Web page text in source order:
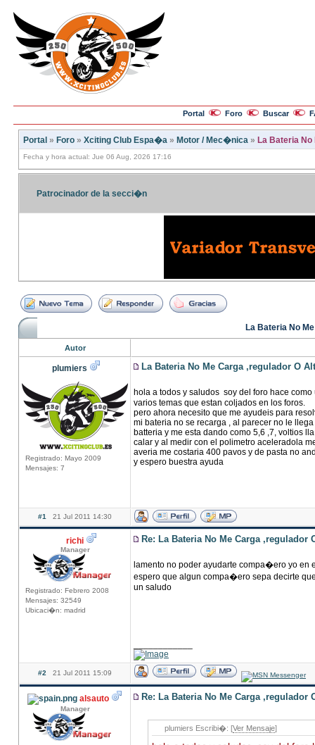
Portal Foro Buscar
Portal » Foro » Xciting Club Espa�a » Motor / Mec�nica » La Bateria
Fecha y hora actual: Jue 06 Aug, 2026 17:16
Patrocinador de la secci�n
La Bateria No
Autor
plumiers
Registrado: Mayo 2009
Mensajes: 7
La Bateria No Me Carga ,regulador O
hola a todos y saludos soy del foro hace
varios temas que estan coljados en los foros.
pero ahora necesito que me ayudeis para
mi bateria no se recarga , al parecer no le
batteria y me esta dando como 5,6 ,7, voltios
calar y al medir con el polimetro aceleradola
averia me costaria 400 pavos y de pasta no
y espero buestra ayuda
#1 21 Jul 2011 14:30
richi
Manager
Registrado: Febrero 2008
Mensajes: 32549
Ubicaci�n: madrid
Re: La Bateria No Me Carga ,regulador
lamento no poder ayudarte compa�ero yo en
espero que algun compa�ero sepa decirte
un saludo
#2 21 Jul 2011 15:09
alsauto
Manager
Re: La Bateria No Me Carga ,regulador
plumiers Escribi�: [Ver Mensaje]